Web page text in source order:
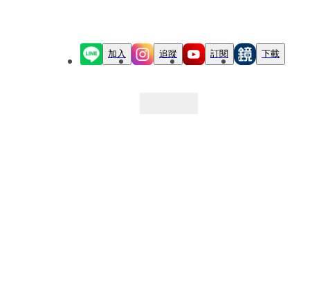
加入 追蹤 訂閱 下載